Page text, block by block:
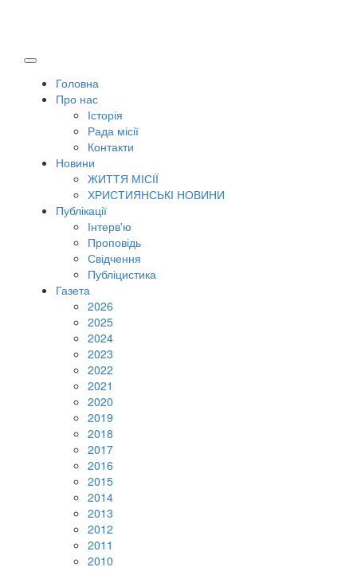
Головна
Про нас
Історія
Рада місії
Контакти
Новини
ЖИТТЯ МІСІЇ
ХРИСТИЯНСЬКІ НОВИНИ
Публікації
Інтерв'ю
Проповідь
Свідчення
Публіцистика
Газета
2026
2025
2024
2023
2022
2021
2020
2019
2018
2017
2016
2015
2014
2013
2012
2011
2010